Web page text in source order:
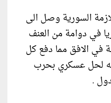
السورية وصل الى
في دوامة من العنف
في الافق مما دفع كل
لحل عسكري بحرب
.